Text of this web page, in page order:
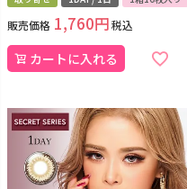
販売価格 1,760 税込
カートに入れる